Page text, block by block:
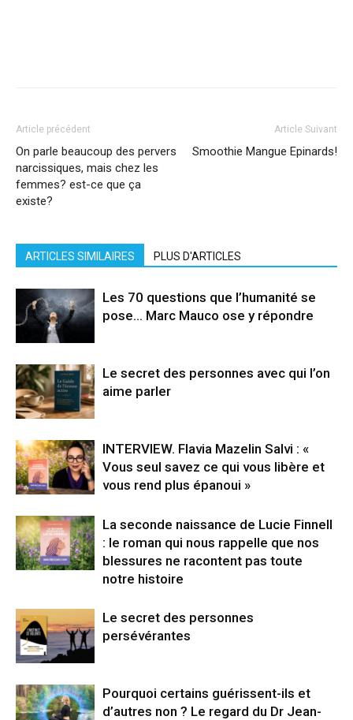
Article précédent
On parle beaucoup des pervers
narcissiques, mais chez les
femmes? est-ce que ça
existe?
Article Suivant
Smoothie Mangue Epinards!
ARTICLES SIMILAIRES PLUS D'ARTICLES
Les 70 questions que l’humanité se
pose… Marc Mauco ose y répondre
Le secret des personnes avec qui l’on
aime parler
INTERVIEW. Flavia Mazelin Salvi : «
Vous seul savez ce qui vous libère et
vous rend plus épanoui »
La seconde naissance de Lucie Finnell
: le roman qui nous rappelle que nos
blessures ne racontent pas toute
notre histoire
Le secret des personnes
persévérantes
Pourquoi certains guérissent-ils et
d’autres non ? Le regard du Dr Jean-